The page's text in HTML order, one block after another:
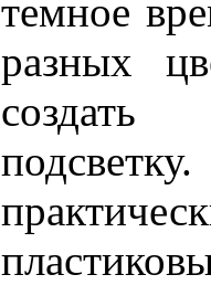
темное
разных